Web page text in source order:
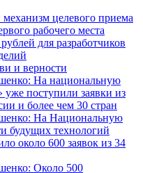
целевого приема
рабочего места
для разработчиков
и верности
На национальную
поступили заявки из
и более чем 30 стран
На Национальную
будущих технологий
около 600 заявок из 34
Около 500